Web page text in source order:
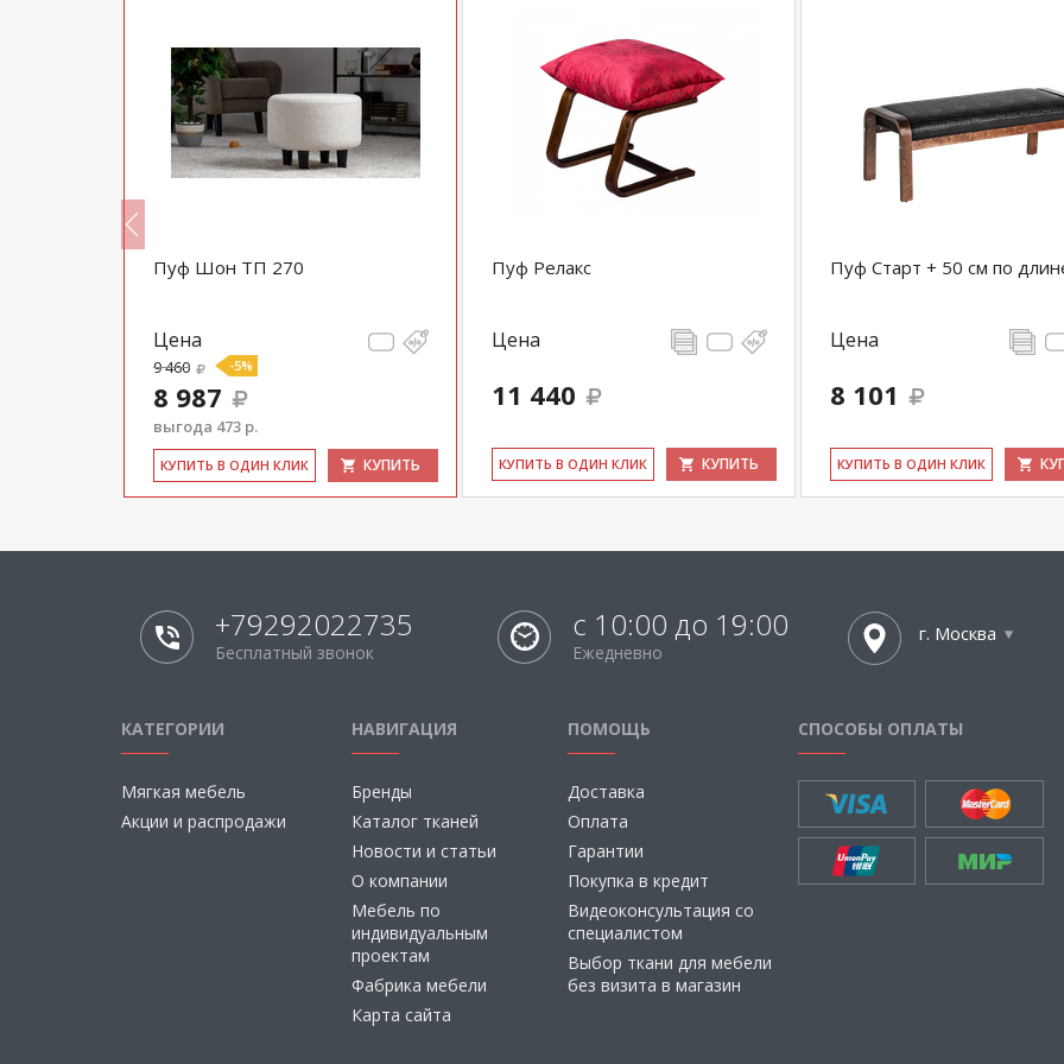
Пуф Шон ТП 270
Цена
9 460 -5%
8 987
выгода 473 р.
КУ­ПИТЬ В ОДИН КЛИК КУПИТЬ
Пуф Релакс
Цена
11 440
КУ­ПИТЬ В ОДИН КЛИК КУПИТЬ
Пуф Старт + 50 см по
Цена
8 101
КУ­ПИТЬ В ОДИН КЛИК
+79292022735
Бесплатный звонок
с 10:00 до 19:00
Ежедневно
г. Москва
КАТЕГОРИИ
Мягкая мебель
Акции и распродажи
НАВИГАЦИЯ
Бренды
Каталог тканей
Новости и статьи
О компании
Мебель по
индивидуальным
проектам
Фабрика мебели
Карта сайта
ПОМОЩЬ
Доставка
Оплата
Гарантии
Покупка в кредит
Видеоконсультация со
специалистом
Выбор ткани для мебели
без визита в магазин
СПОСОБЫ ОПЛАТЫ